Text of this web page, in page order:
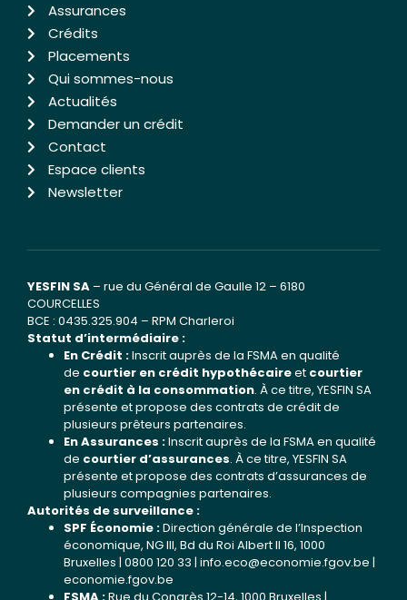
Assurances
Crédits
Placements
Qui sommes-nous
Actualités
Demander un crédit
Contact
Espace clients
Newsletter
YESFIN SA – rue du Général de Gaulle 12 – 6180
COURCELLES
BCE : 0435.325.904 – RPM Charleroi
Statut d’intermédiaire :
En Crédit :Inscrit auprès de la FSMA en qualité
de courtier en crédit hypothécaireet courtier
en crédit à la consommation. À ce titre, YESFIN SA
présente et propose des contrats de crédit de
plusieurs prêteurs partenaires.
En Assurances :Inscrit auprès de la FSMA en qualité
de courtier d’assurances. À ce titre, YESFIN SA
présente et propose des contrats d’assurances de
plusieurs compagnies partenaires.
Autorités de surveillance :
SPF Économie :Direction générale de l’Inspection
économique, NG III, Bd du Roi Albert II 16, 1000
Bruxelles | 0800 120 33 | info.eco@economie.fgov.be |
economie.fgov.be